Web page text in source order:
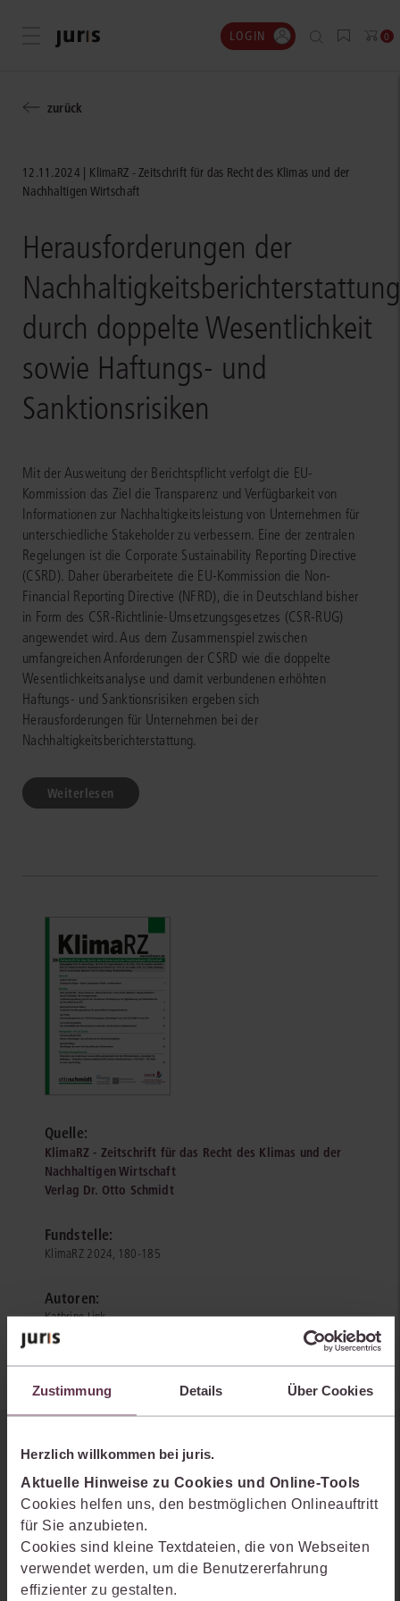
Zustimmung Details Über Cookies
Herzlich willkommen bei juris.
Aktuelle Hinweise zu Cookies und Online-Tools
Cookies helfen uns, den bestmöglichen Onlineauftritt
für Sie anzubieten.
Cookies sind kleine Textdateien, die von Webseiten
verwendet werden, um die Benutzererfahrung
effizienter zu gestalten.
Menü öffnen LOGIN 0
zurück
12.11.2024
KlimaRZ - Zeitschrift für das Recht des Klimas und der
Nachhaltigen Wirtschaft
Herausforderungen der
Nachhaltigkeitsberichterstattung
durch doppelte Wesentlichkeit
sowie Haftungs- und
Sanktionsrisiken
Mit der Ausweitung der Berichtspflicht verfolgt die EU-
Kommission das Ziel die Transparenz und Verfügbarkeit von
Informationen zur Nachhaltigkeitsleistung von Unternehmen für
unterschiedliche Stakeholder zu verbessern. Eine der zentralen
Regelungen ist die Corporate Sustainability Reporting Directive
(CSRD). Daher überarbeitete die EU-Kommission die Non-
Financial Reporting Directive (NFRD), die in Deutschland bisher
in Form des CSR-Richtlinie-Umsetzungsgesetzes (CSR-RUG)
angewendet wird. Aus dem Zusammenspiel zwischen
umfangreichen Anforderungen der CSRD wie die doppelte
Wesentlichkeitsanalyse und damit verbundenen erhöhten
Haftungs- und Sanktionsrisiken ergeben sich
Herausforderungen für Unternehmen bei der
Nachhaltigkeitsberichterstattung.
Weiterlesen
Quelle:
KlimaRZ - Zeitschrift für das Recht des Klimas und der
Nachhaltigen Wirtschaft
Verlag Dr. Otto Schmidt
Fundstelle:
KlimaRZ 2024, 180-185
Autoren:
Kathrine Link
Sie kennen juris noch nicht?
Erhalten Sie einen Einblick, wie juris das Rechts- und
Praxiswissensmanagement der Zukunft gestaltet, welche
Arbeitsprozesse einfacher und effizienter werden.